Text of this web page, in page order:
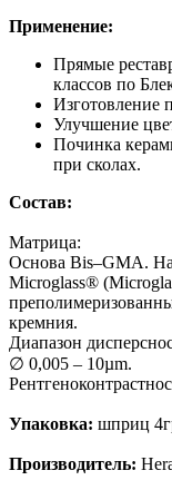
Применение:
Прямые
классов по
Изготовление
Улучшение
Починка
при сколах.
Состав:
Матрица:
Основа Bis–GMA.
Microglass®
кремния.
Диапазон
∅ 0,005 – 10µm.
Упаковка: шприц
Производитель: